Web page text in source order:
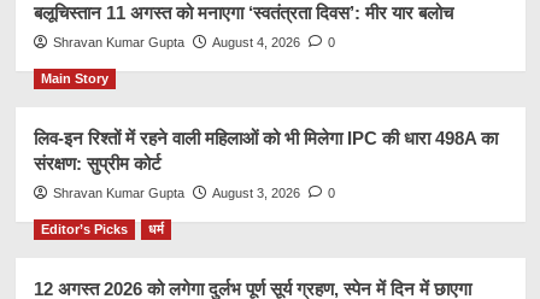
बलूचिस्तान 11 अगस्त को मनाएगा ‘स्वतंत्रता दिवस’: मीर यार बलोच
Shravan Kumar Gupta August 4, 2026 0
Main Story
लिव-इन रिश्तों में रहने वाली महिलाओं को भी मिलेगा IPC की धारा 498A का
संरक्षण: सुप्रीम कोर्ट
Shravan Kumar Gupta August 3, 2026 0
Editor’s Picks धर्म
12 अगस्त 2026 को लगेगा दुर्लभ पूर्ण सूर्य ग्रहण, स्पेन में दिन में छाएगा